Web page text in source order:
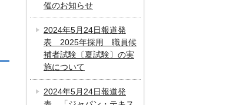
催のお知らせ
2024年5月24日報道発
表 2025年採用 職員候
補者試験〔夏試験〕の実
施について
2024年5月24日報道発